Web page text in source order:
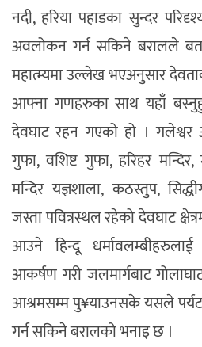
नदी, हरिया पहाडका सुन्दर
अवलोकन गर्न सकिने बरालले
महात्म्यमा उल्लेख भएअनुसार
आफ्ना गणहरुका साथ यहाँ
देवघाट रहन गएको हो । गलेश्वर
गुफा, वशिष्ट गुफा, हरिहर
मन्दिर यज्ञशाला, कठस्तुप,
जस्ता पवित्रस्थल रहेको देवघाट
आउने हिन्दू
आकर्षण गरी जलमार्गबाट
आश्रमसम्म पु¥याउनसके यसले
गर्न सकिने बरालको भनाइ छ ।